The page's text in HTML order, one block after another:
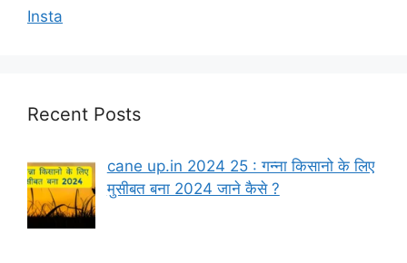
Insta
Recent Posts
cane up.in 2024 25 : गन्ना किसानो के लिए
मुसीबत बना 2024 जाने कैसे ?